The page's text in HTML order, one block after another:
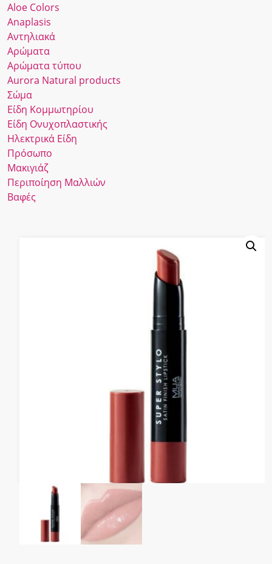
Αloe Colors
Anaplasis
Αντηλιακά
Αρώματα
Αρώματα τύπου
Αurora Νatural products
Σώμα
Είδη Κομμωτηρίου
Είδη Ονυχοπλαστικής
Ηλεκτρικά Είδη
Πρόσωπο
Μακιγιάζ
Περιποίηση Μαλλιών
Βαφές